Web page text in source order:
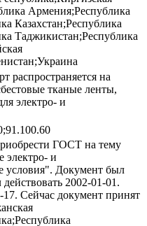
Армения;Республика
Казахстан;Республика
Таджикистан;Республика
распространяется на
тканые ленты,
электро- и
ГОСТ на тему
и
условия". Документ был
2002-01-01.
17. Сейчас документ принят